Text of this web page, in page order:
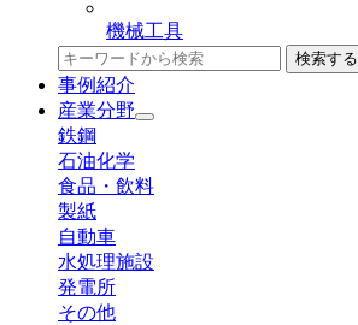
機械工具
検索する
事例紹介
産業分野
鉄鋼
石油化学
食品・飲料
製紙
自動車
水処理施設
発電所
その他